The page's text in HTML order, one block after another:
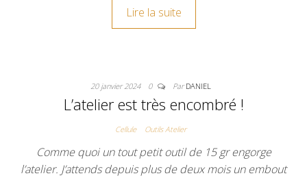
Lire la suite
20 janvier 2024 0 ParDANIEL
L’atelier est très encombré !
Cellule Outils Atelier
Comme quoi un tout petit outil de 15 gr engorge
l’atelier. J’attends depuis plus de deux mois un embout